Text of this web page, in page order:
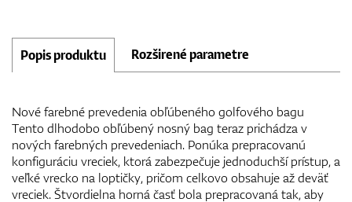
Popis produktu Rozširené parametre
Nové farebné prevedenia obľúbeného golfového bagu
Tento dlhodobo obľúbený nosný bag teraz prichádza v
nových farebných prevedeniach. Ponúka prepracovanú
konfiguráciu vreciek, ktorá zabezpečuje jednoduchší prístup, a
veľké vrecko na loptičky, pričom celkovo obsahuje až deväť
vreciek. Štvordielna horná časť bola prepracovaná tak, aby